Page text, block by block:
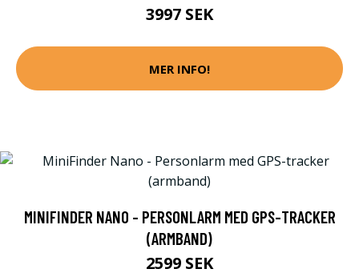
3997 SEK
MER INFO!
MINIFINDER NANO - PERSONLARM MED GPS-TRACKER
(ARMBAND)
2599 SEK